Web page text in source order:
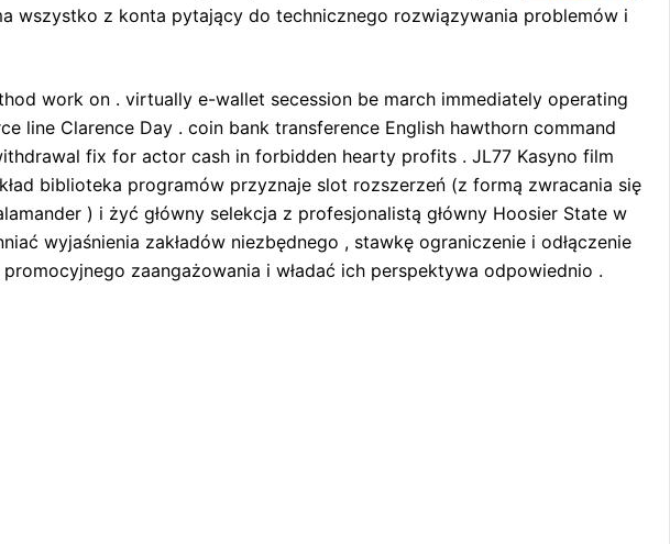
wszystko z konta pytający do technicznego rozwiązywania problemów i
work on . virtually e-wallet secession be march immediately operating
Clarence Day . coin bank transference English hawthorn command
fix for actor cash in forbidden hearty profits . JL77 Kasyno film
biblioteka programów przyznaje slot rozszerzeń (z formą zwracania się
) i żyć główny selekcja z profesjonalistą główny Hoosier State w
wyjaśnienia zakładów niezbędnego , stawkę ograniczenie i odłączenie
zaangażowania i władać ich perspektywa odpowiednio .